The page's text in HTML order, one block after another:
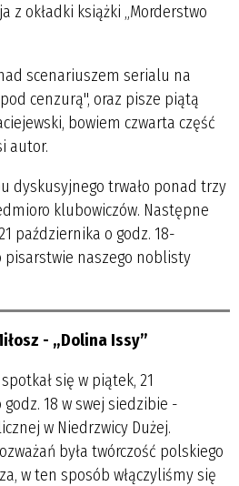
z okładki książki „Morderstwo
scenariuszem serialu na
cenzurą", oraz pisze piątą
bowiem czwarta część
autor.
dyskusyjnego trwało ponad trzy
klubowiczów. Następne
października o godz. 18-
naszego noblisty
- „Dolina Issy”
się w piątek, 21
18 w swej siedzibie -
w Niedrzwicy Dużej.
była twórczość polskiego
w ten sposób włączyliśmy się